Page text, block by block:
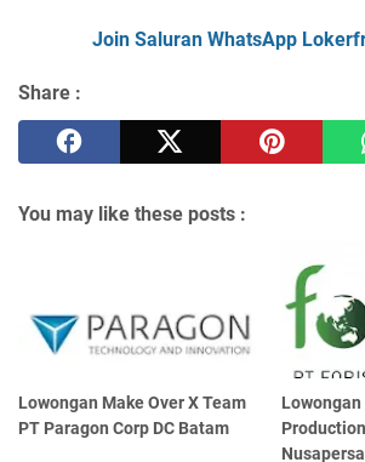
Join Saluran WhatsApp
Share :
You may like these posts :
Lowongan Make Over X Team
PT Paragon Corp DC Batam
Lowongan